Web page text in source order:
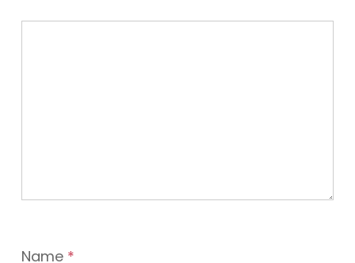
Name *